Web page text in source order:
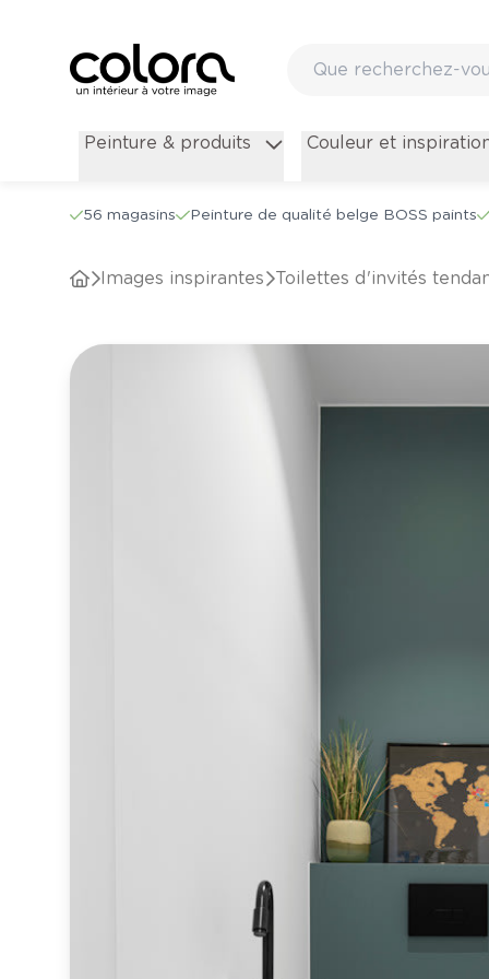
Peinture & produits Couleur et
56 magasins Peinture de qualité belge BOSS paints
Images inspirantes Toilettes d'invités